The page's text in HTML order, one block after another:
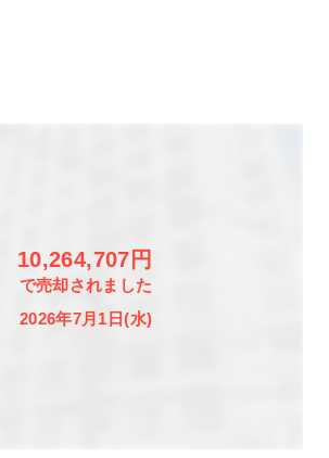
10,264,707円
で売却されました
2026年7月1日(水)